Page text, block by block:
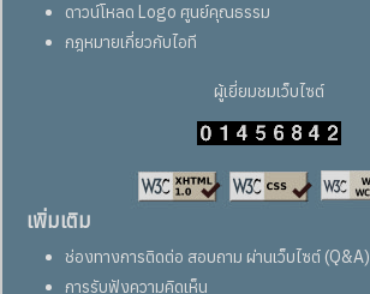
ดาวน์โหลด Logo ศูนย์คุณธรรม
กฎหมายเกี่ยวกับไอที
ผู้เยี่ยมชมเว็บไซต์
เพิ่มเติม
ช่องทางการติดต่อ สอบถาม ผ่านเว็บไซต์ (Q&A)
การรับฟังความคิดเห็น